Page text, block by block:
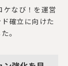
なび！を運営
確立に向けた
。